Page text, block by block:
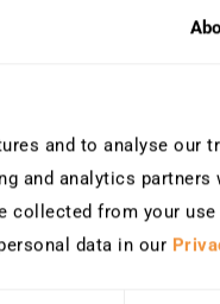
and to analyse our
and analytics partners
collected from your
data in our
Electric,
vous apportera de
ainsi
de discussion